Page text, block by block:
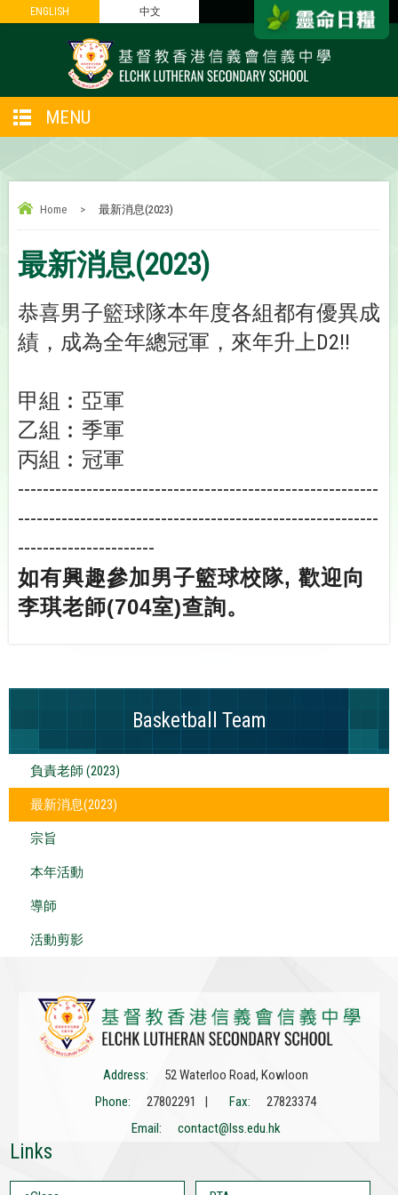
ENGLISH 中文
ENGLISH 中文
MENU
Home > 最新消息(2023)
最新消息(2023)
恭喜男子籃球隊本年度各組都有優異成
績，成為全年總冠軍，來年升上D2!!
甲組︰亞軍
乙組︰季軍
丙組︰冠軍
----------------------------------------------------------
----------------------------------------------------------
----------------------
如有興趣參加男子籃球校隊, 歡迎向
李琪老師(704室)查詢。
Basketball Team
負責老師 (2023)
最新消息(2023)
宗旨
本年活動
導師
活動剪影
Address:
52 Waterloo Road, Kowloon
Phone:
27802291 | Fax:
27823374
Email:
contact@lss.edu.hk
Links